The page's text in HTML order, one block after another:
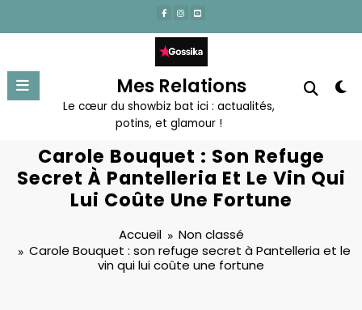
contenu
Mes Relations
Le cœur du showbiz bat ici : actualités,
potins, et glamour !
Carole Bouquet : Son Refuge
Secret À Pantelleria Et Le Vin Qui
Lui Coûte Une Fortune
Accueil
Non classé
Carole Bouquet : son refuge secret à Pantelleria et le
vin qui lui coûte une fortune